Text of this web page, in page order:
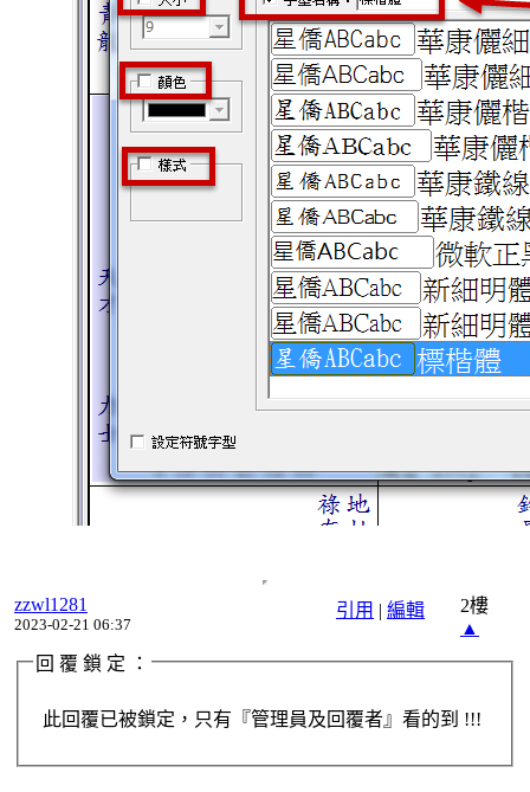
引用 | 編輯
zzwl1281
2023-02-21 06:37
2樓
▲
回 覆 鎖 定 ：
此回覆已被鎖定，只有『管理員及回覆者』看的到 !!!